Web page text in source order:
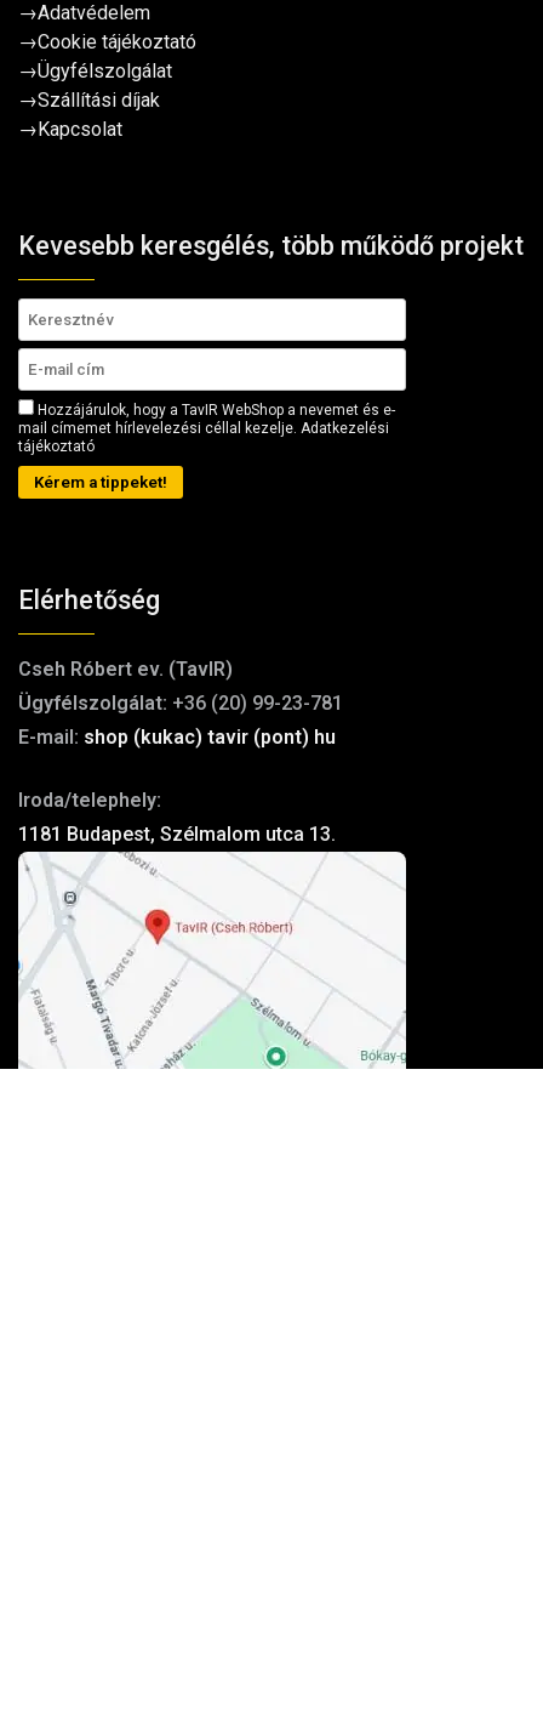
→Adatvédelem
→Cookie tájékoztató
→Ügyfélszolgálat
→Szállítási díjak
→ Kapcsolat
Kevesebb keresgélés, több működő projekt
Hozzájárulok, hogy a TavIR WebShop a nevemet és e-
mail címemet hírlevelezési céllal kezelje. Adatkezelési
tájékoztató
Kérem a tippeket!
Elérhetőség
Cseh Róbert ev. (TavIR)
Ügyfélszolgálat: +36 (20) 99-23-781
E-mail: shop (kukac) tavir (pont) hu
Iroda/telephely:
1181 Budapest, Szélmalom utca 13.